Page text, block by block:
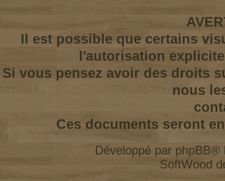
Il est possible que certains
l'autorisation
Si vous pensez avoir des droits
nous
Ces documents seront
Développé par phpBB®
SoftWood